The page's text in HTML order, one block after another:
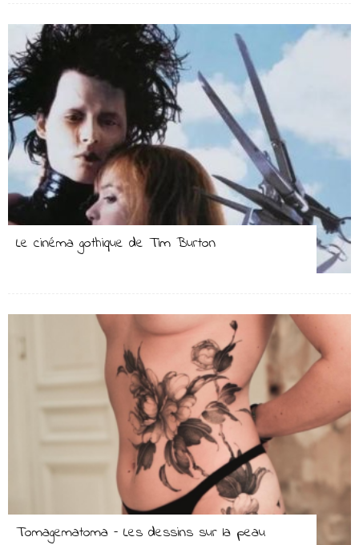
Le cinéma gothique de Tim Burton
Tomagematoma – Les dessins sur la peau